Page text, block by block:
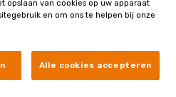
opslaan van cookies op uw apparaat
en om ons te helpen bij onze
Alle cookies accepteren